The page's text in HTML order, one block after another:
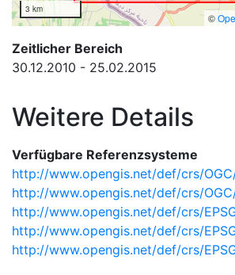
3 km
©
Zeitlicher Bereich
30.12.2010 - 25.02.2015
Weitere Details
Verfügbare Referenzsysteme
http://www.opengis.net/def/crs/
http://www.opengis.net/def/crs/
http://www.opengis.net/def/crs/
http://www.opengis.net/def/crs/
http://www.opengis.net/def/crs/